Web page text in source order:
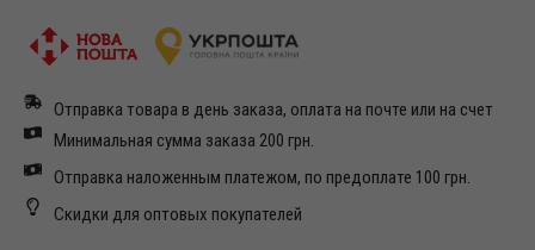
Отправка товара в день заказа, оплата на почте или на счет
Минимальная сумма заказа 200 грн.
Отправка наложенным платежом, по предоплате 100 грн.
Скидки для оптовых покупателей